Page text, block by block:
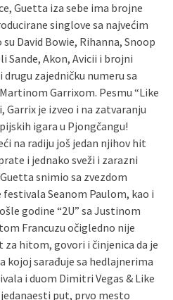
Guetta iza sebe ima brojne
singlove sa najvećim
David Bowie, Rihanna, Snoop
Sande, Akon, Avicii i brojni
zajedničku numeru sa
Garrixom. Pesmu “Like
Garrix je izveo i na zatvaranju
igara u Pjongčangu!
na radiju još jedan njihov hit
i jednako sveži i zarazni
snimio sa zvezdom
Seanom Paulom, kao i
godine “2U” sa Justinom
Francuzu očigledno nije
hitom, govori i činjenica da je
kojoj sarađuje sa hedlajnerima
i duom Dimitri Vegas & Like
put, prvo mesto